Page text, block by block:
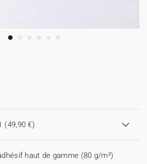
(49,90 €)
haut de gamme (80 g/m²)